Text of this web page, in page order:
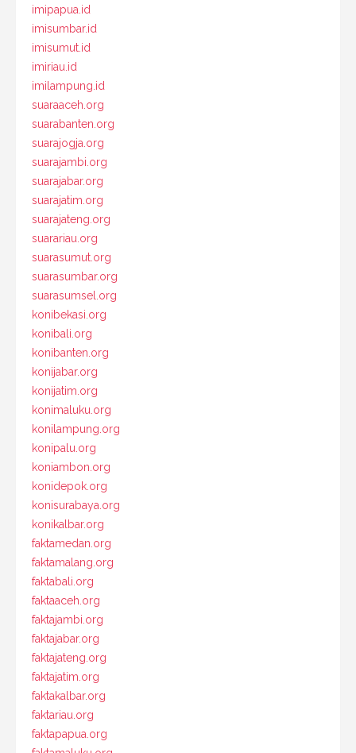
imipapua.id
imisumbar.id
imisumut.id
imiriau.id
imilampung.id
suaraaceh.org
suarabanten.org
suarajogja.org
suarajambi.org
suarajabar.org
suarajatim.org
suarajateng.org
suarariau.org
suarasumut.org
suarasumbar.org
suarasumsel.org
konibekasi.org
konibali.org
konibanten.org
konijabar.org
konijatim.org
konimaluku.org
konilampung.org
konipalu.org
koniambon.org
konidepok.org
konisurabaya.org
konikalbar.org
faktamedan.org
faktamalang.org
faktabali.org
faktaaceh.org
faktajambi.org
faktajabar.org
faktajateng.org
faktajatim.org
faktakalbar.org
faktariau.org
faktapapua.org